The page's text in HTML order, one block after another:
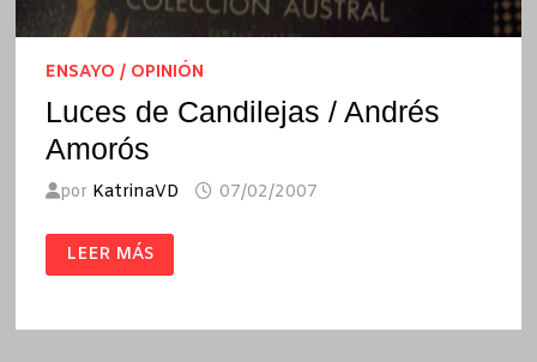
ENSAYO / OPINIÓN
Luces de Candilejas / Andrés
Amorós
por KatrinaVD 07/02/2007
LUCES
DE
CANDILEJAS
AMORÓS
LEER MÁS